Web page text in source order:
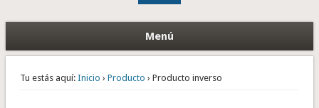
Menú
Tu estás aquí: Inicio › Producto › Producto inverso